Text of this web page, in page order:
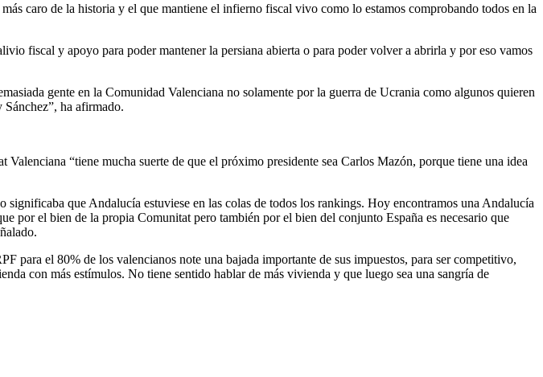
caro de la historia y el que mantiene el infierno fiscal vivo como lo estamos comprobando todos en la
fiscal y apoyo para poder mantener la persiana abierta o para poder volver a abrirla y por eso vamos
gente en la Comunidad Valenciana no solamente por la guerra de Ucrania como algunos quieren
ha afirmado.
“tiene mucha suerte de que el próximo presidente sea Carlos Mazón, porque tiene una idea
que Andalucía estuviese en las colas de todos los rankings. Hoy encontramos una Andalucía
por el bien de la propia Comunitat pero también por el bien del conjunto España es necesario que
para el 80% de los valencianos note una bajada importante de sus impuestos, para ser competitivo,
con más estímulos. No tiene sentido hablar de más vivienda y que luego sea una sangría de